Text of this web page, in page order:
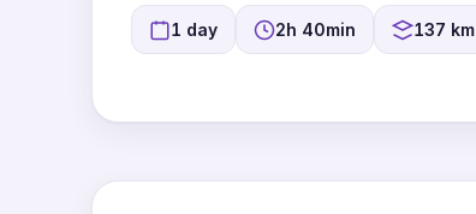
1 day 2h 40min 137 km